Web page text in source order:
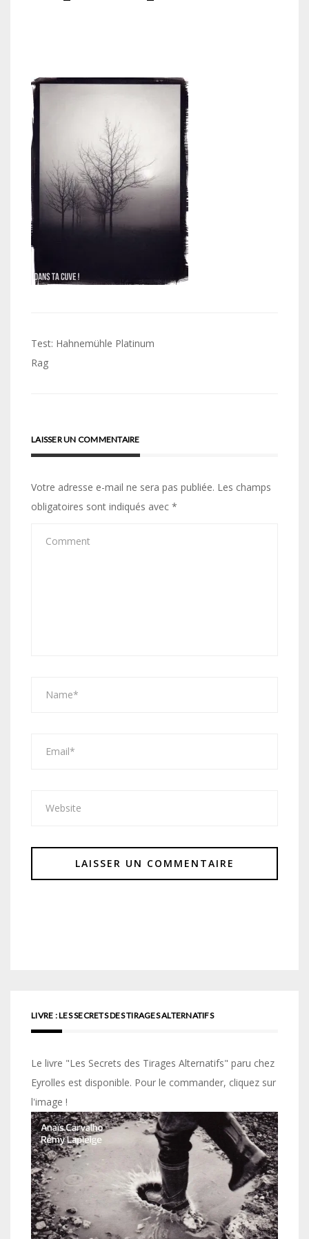
Navigation
de
Test: Hahnemühle Platinum
Rag
LAISSER UN COMMENTAIRE
Votre adresse e-mail ne sera pas publiée. Les champs
obligatoires sont indiqués avec *
LIVRE : LES SECRETS DES TIRAGES ALTERNATIFS
Le livre "Les Secrets des Tirages Alternatifs" paru chez
Eyrolles est disponible. Pour le commander, cliquez sur
l'image !